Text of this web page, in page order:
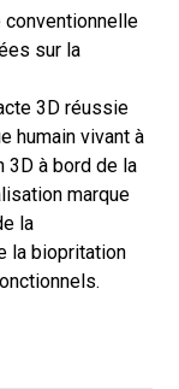
sur la
3D réussie
humain vivant à
3D à bord de la
marque
la
la biopritation